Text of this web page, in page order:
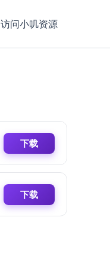
访问小叽资源
下载
下载